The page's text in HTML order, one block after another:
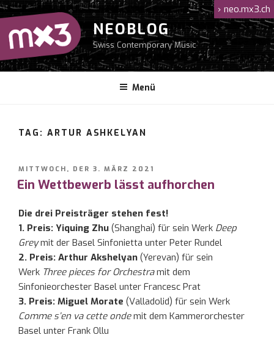
Zum
Inhalt
springen
NEOBLOG
Swiss Contemporary Music
Menü
› neo.mx3.ch
TAG: ARTUR ASHKELYAN
VERÖFFENTLICHT
AM
MITTWOCH, DER 3. MÄRZ 2021
Ein Wettbewerb lässt aufhorchen
Die drei Preisträger stehen fest!
1. Preis: Yiquing Zhu (Shanghai) für sein Werk Deep
Greymit der Basel Sinfonietta unter Peter Rundel
2. Preis: Arthur Akshelyan (Yerevan) für sein
Werk Three pieces for Orchestramit dem
Sinfonieorchester Basel unter Francesc Prat
3. Preis: Miguel Morate (Valladolid) für sein Werk
Comme s’en va cette ondemit dem Kammerorchester
Basel unter Frank Ollu